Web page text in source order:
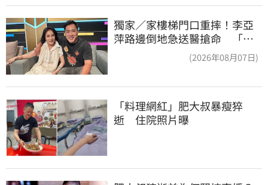
獨家／家樓梯門口重摔！李亞
萍路邊倒地急送醫搶命 「最
(2026年08月07日)
「料理網紅」肥大叔暴瘦猝
逝　住院照片曝